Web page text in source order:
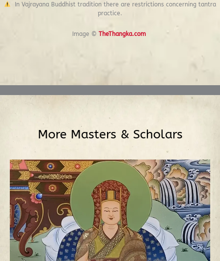
In Vajrayana Buddhist tradition there are restrictions concerning tantra
practice.
Image © TheThangka.com
More Masters & Scholars